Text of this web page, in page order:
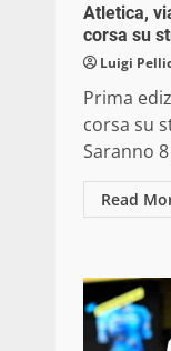
Atletica,
corsa su
Luigi
Prima
corsa su
Saranno
Read